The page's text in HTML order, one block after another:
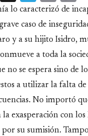
lo caracterizó de
caso de
y a su hijito Isidro,
a toda la
no se espera sino de
a utilizar la falta
No importó
la exasperación con
por su sumisión.